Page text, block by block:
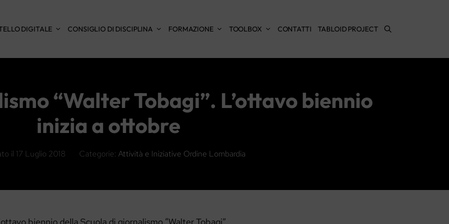
DIGITALE CONSIGLIO DI DISCIPLINA FORMAZIONE TOOLBOX CONTATTI TABLOID PROJECT
“Walter Tobagi”. L’ottavo biennio
inizia a ottobre
il 17 Luglio 2018 Categorie: Attività e Iniziative Ordine Lombardia
biennio della Scuola di giornalismo “Walter Tobagi”